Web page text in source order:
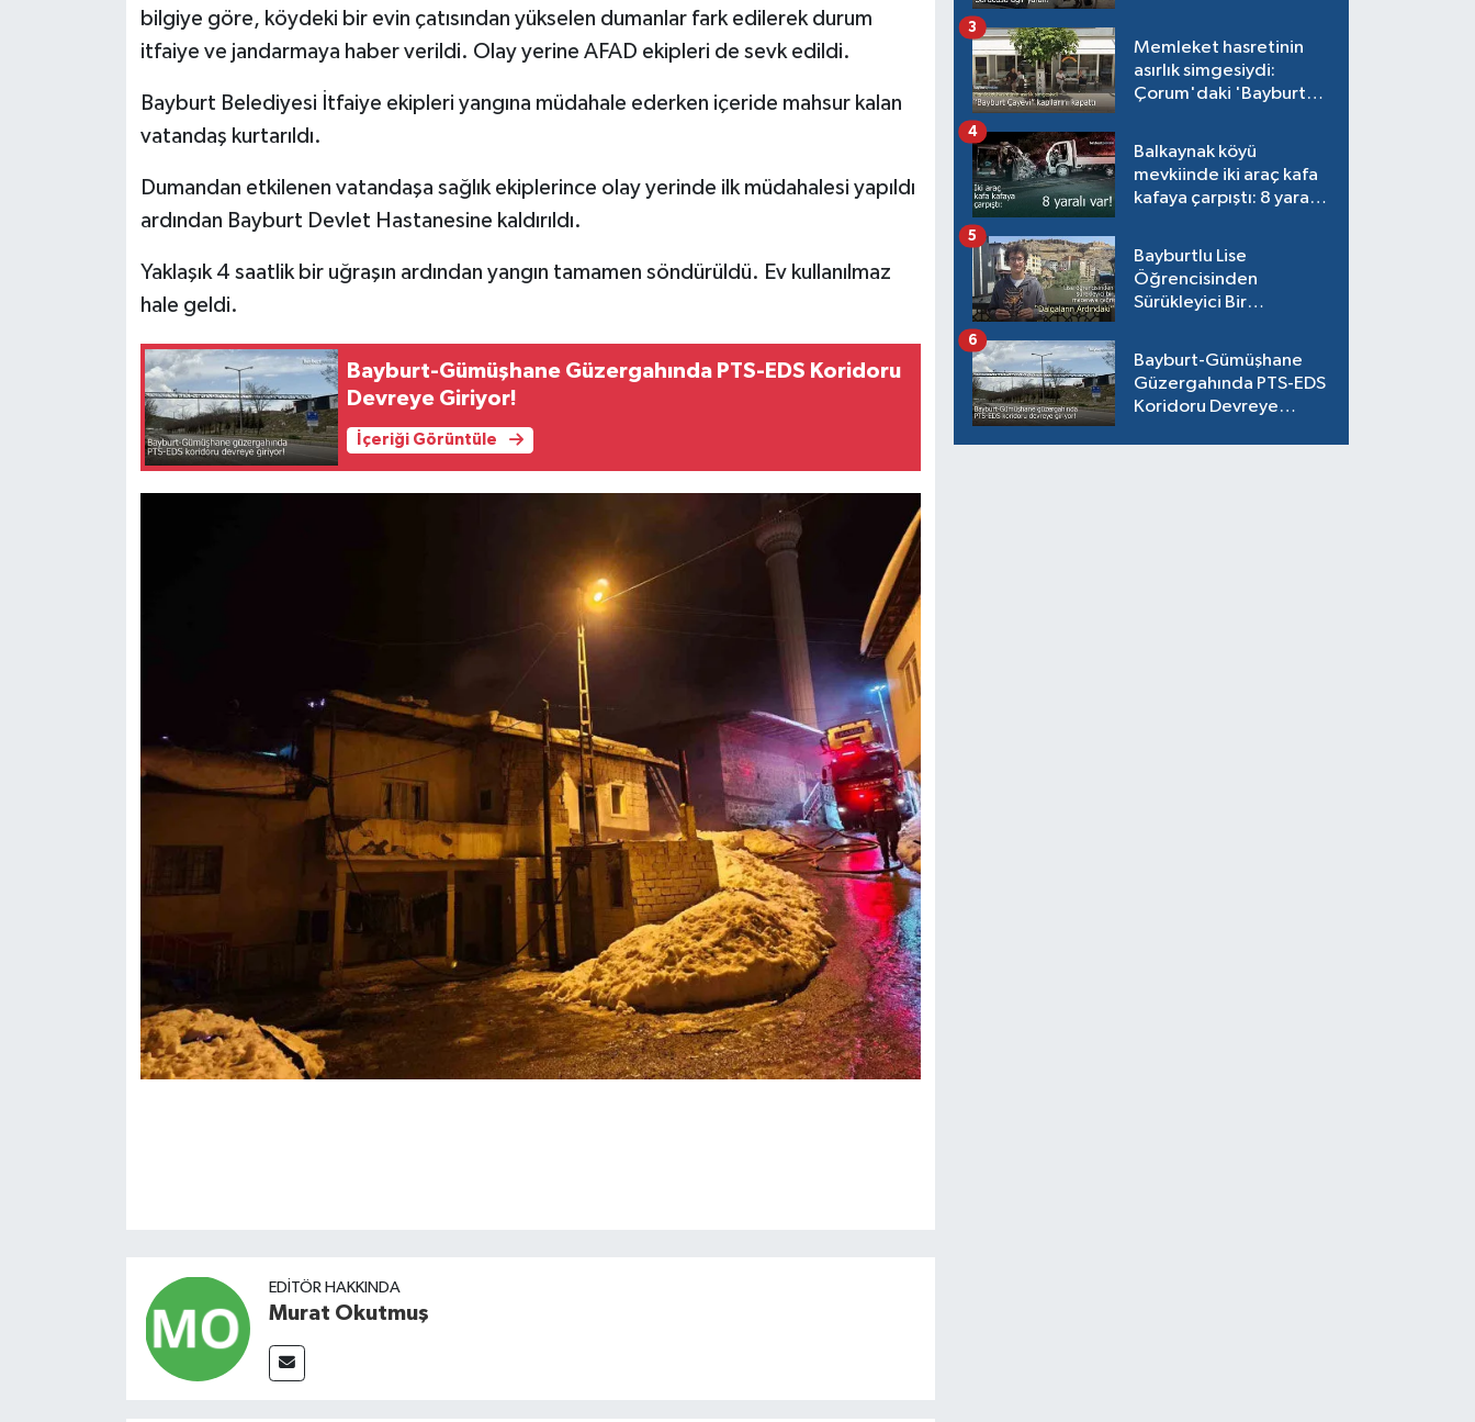
bilgiye göre, köydeki bir evin çatısından yükselen dumanlar fark edilerek durum
itfaiye ve jandarmaya haber verildi. Olay yerine AFAD ekipleri de sevk edildi.
Bayburt Belediyesi İtfaiye ekipleri yangına müdahale ederken içeride mahsur kalan
vatandaş kurtarıldı.
Dumandan etkilenen vatandaşa sağlık ekiplerince olay yerinde ilk müdahalesi yapıldı
ardından Bayburt Devlet Hastanesine kaldırıldı.
Yaklaşık 4 saatlik bir uğraşın ardından yangın tamamen söndürüldü. Ev kullanılmaz
hale geldi.
Bayburt-Gümüşhane Güzergahında PTS-EDS Koridoru
Devreye Giriyor!
İçeriği Görüntüle
EDITÖR HAKKINDA
Murat Okutmuş
Memleket hasretinin
asırlık simgesiydi:
Çorum'daki 'Bayburt
3
Balkaynak köyü
mevkiinde iki araç kafa
kafaya çarpıştı: 8 yaralı
4
Bayburtlu Lise
Öğrencisinden
Sürükleyici Bir
5
Bayburt-Gümüşhane
Güzergahında PTS-EDS
Koridoru Devreye
6